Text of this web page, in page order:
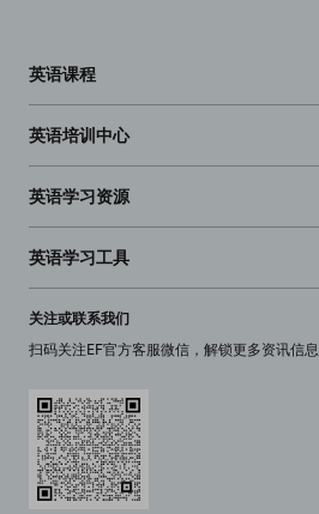
英语课程
英语培训中心
英语学习资源
英语学习工具
关注或联系我们
扫码关注EF官方客服微信，解锁更多资讯信息